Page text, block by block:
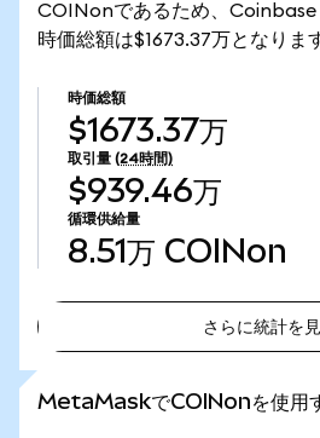
COINonであるため、
時価総額は$1673.37万となりま
時価総額
$1673.37万
取引量 (24時間)
$939.46万
循環供給量
8.51万 COINon
さらに統計を
MetaMaskでCOINonを使用